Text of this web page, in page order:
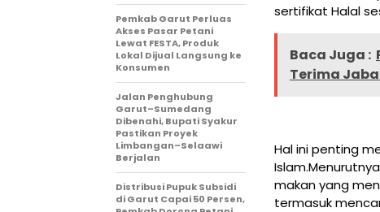
sertifikat Halal
Baca Juga :
Terima
Hal ini penting
makan yang
termasuk
Pemkab Garut Perluas
Akses Pasar Petani
Lewat FESTA, Produk
Lokal Dijual Langsung ke
Konsumen
Jalan Penghubung
Garut–Sumedang
Dibenahi, Bupati Syakur
Pastikan Proyek
Limbangan–Selaawi
Berjalan
Distribusi Pupuk Subsidi
di Garut Capai 50 Persen,